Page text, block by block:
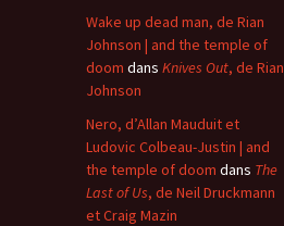
Wake up dead man, de Rian
Johnson | and the temple of
doom dans Knives Out, de Rian
Johnson
Nero, d’Allan Mauduit et
Ludovic Colbeau-Justin | and
the temple of doom dans The
Last of Us, de Neil Druckmann
et Craig Mazin